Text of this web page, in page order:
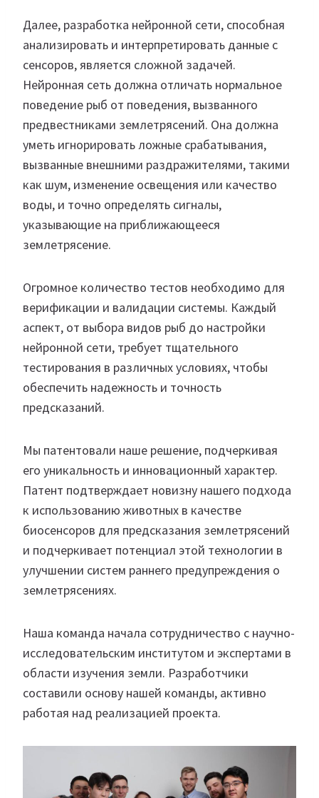
Далее, разработка нейронной сети, способная
анализировать и интерпретировать данные с
сенсоров, является сложной задачей.
Нейронная сеть должна отличать нормальное
поведение рыб от поведения, вызванного
предвестниками землетрясений. Она должна
уметь игнорировать ложные срабатывания,
вызванные внешними раздражителями, такими
как шум, изменение освещения или качество
воды, и точно определять сигналы,
указывающие на приближающееся
землетрясение.
Огромное количество тестов необходимо для
верификации и валидации системы. Каждый
аспект, от выбора видов рыб до настройки
нейронной сети, требует тщательного
тестирования в различных условиях, чтобы
обеспечить надежность и точность
предсказаний.
Мы патентовали наше решение, подчеркивая
его уникальность и инновационный характер.
Патент подтверждает новизну нашего подхода
к использованию животных в качестве
биосенсоров для предсказания землетрясений
и подчеркивает потенциал этой технологии в
улучшении систем раннего предупреждения о
землетрясениях.
Наша команда начала сотрудничество с научно-
исследовательским институтом и экспертами в
области изучения земли. Разработчики
составили основу нашей команды, активно
работая над реализацией проекта.